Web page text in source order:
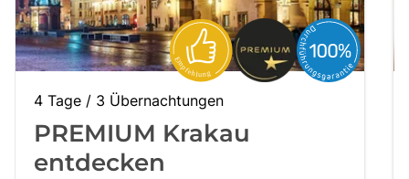
4 Tage / 3 Übernachtungen
PREMIUM Krakau
entdecken